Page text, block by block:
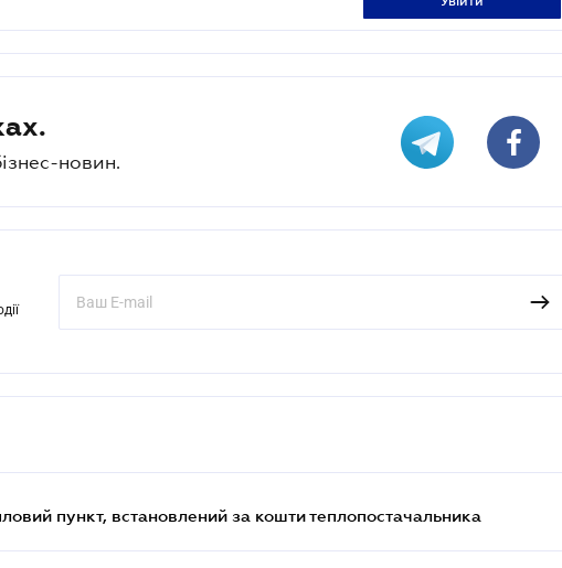
новин.
пункт, встановлений за кошти теплопостачальника